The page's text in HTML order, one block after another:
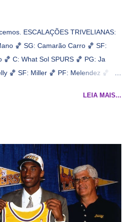
ESCALAÇÕES TRIVELIANAS:
🏀 SG: Camarão Carro 🏀 SF:
🏀 C: What Sol SPURS 🏀 PG: Ja
🏀 SF: Miller 🏀 PF: Melendez 🏀 C:
League Pass
LEIA MAIS...